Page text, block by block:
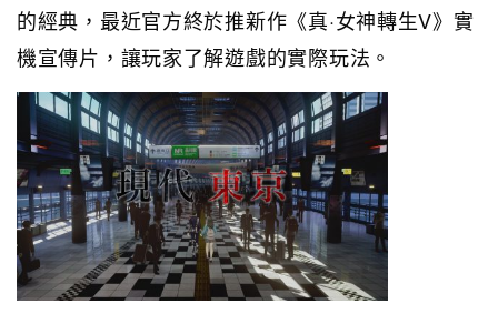
的經典，最近官方終於推新作《真·女神轉生V》實
機宣傳片，讓玩家了解遊戲的實際玩法。